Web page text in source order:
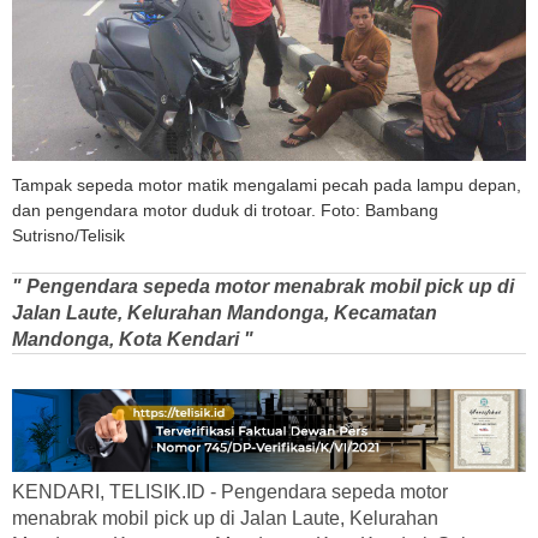
Tampak sepeda motor matik mengalami pecah pada lampu depan,
dan pengendara motor duduk di trotoar. Foto: Bambang
Sutrisno/Telisik
" Pengendara sepeda motor menabrak mobil pick up di
Jalan Laute, Kelurahan Mandonga, Kecamatan
Mandonga, Kota Kendari "
KENDARI, TELISIK.ID - Pengendara sepeda motor
menabrak mobil pick up di Jalan Laute, Kelurahan